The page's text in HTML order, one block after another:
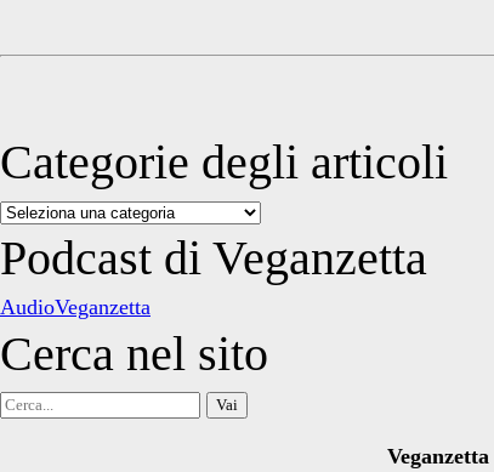
Categorie degli articoli
Categorie
degli
articoli
Podcast di Veganzetta
AudioVeganzetta
Cerca nel sito
Cerca
Veganzetta